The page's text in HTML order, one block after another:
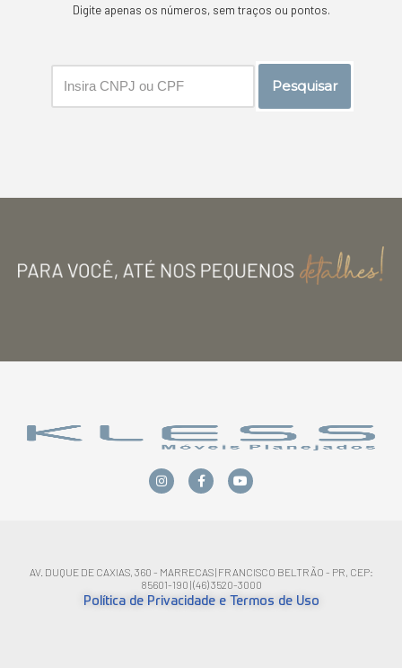
Digite apenas os números, sem traços ou pontos.
Pesquisar
AV. DUQUE DE CAXIAS, 360 - MARRECAS | FRANCISCO BELTRÃO - PR, CEP:
85601-190 | (46) 3520-3000
Política de Privacidade e Termos de Uso